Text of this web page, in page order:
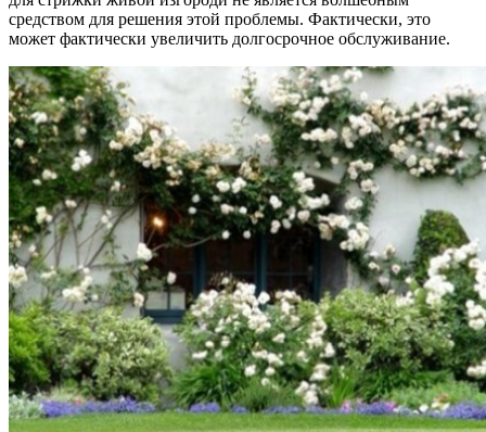
средством для решения этой проблемы. Фактически, это
может фактически увеличить долгосрочное обслуживание.